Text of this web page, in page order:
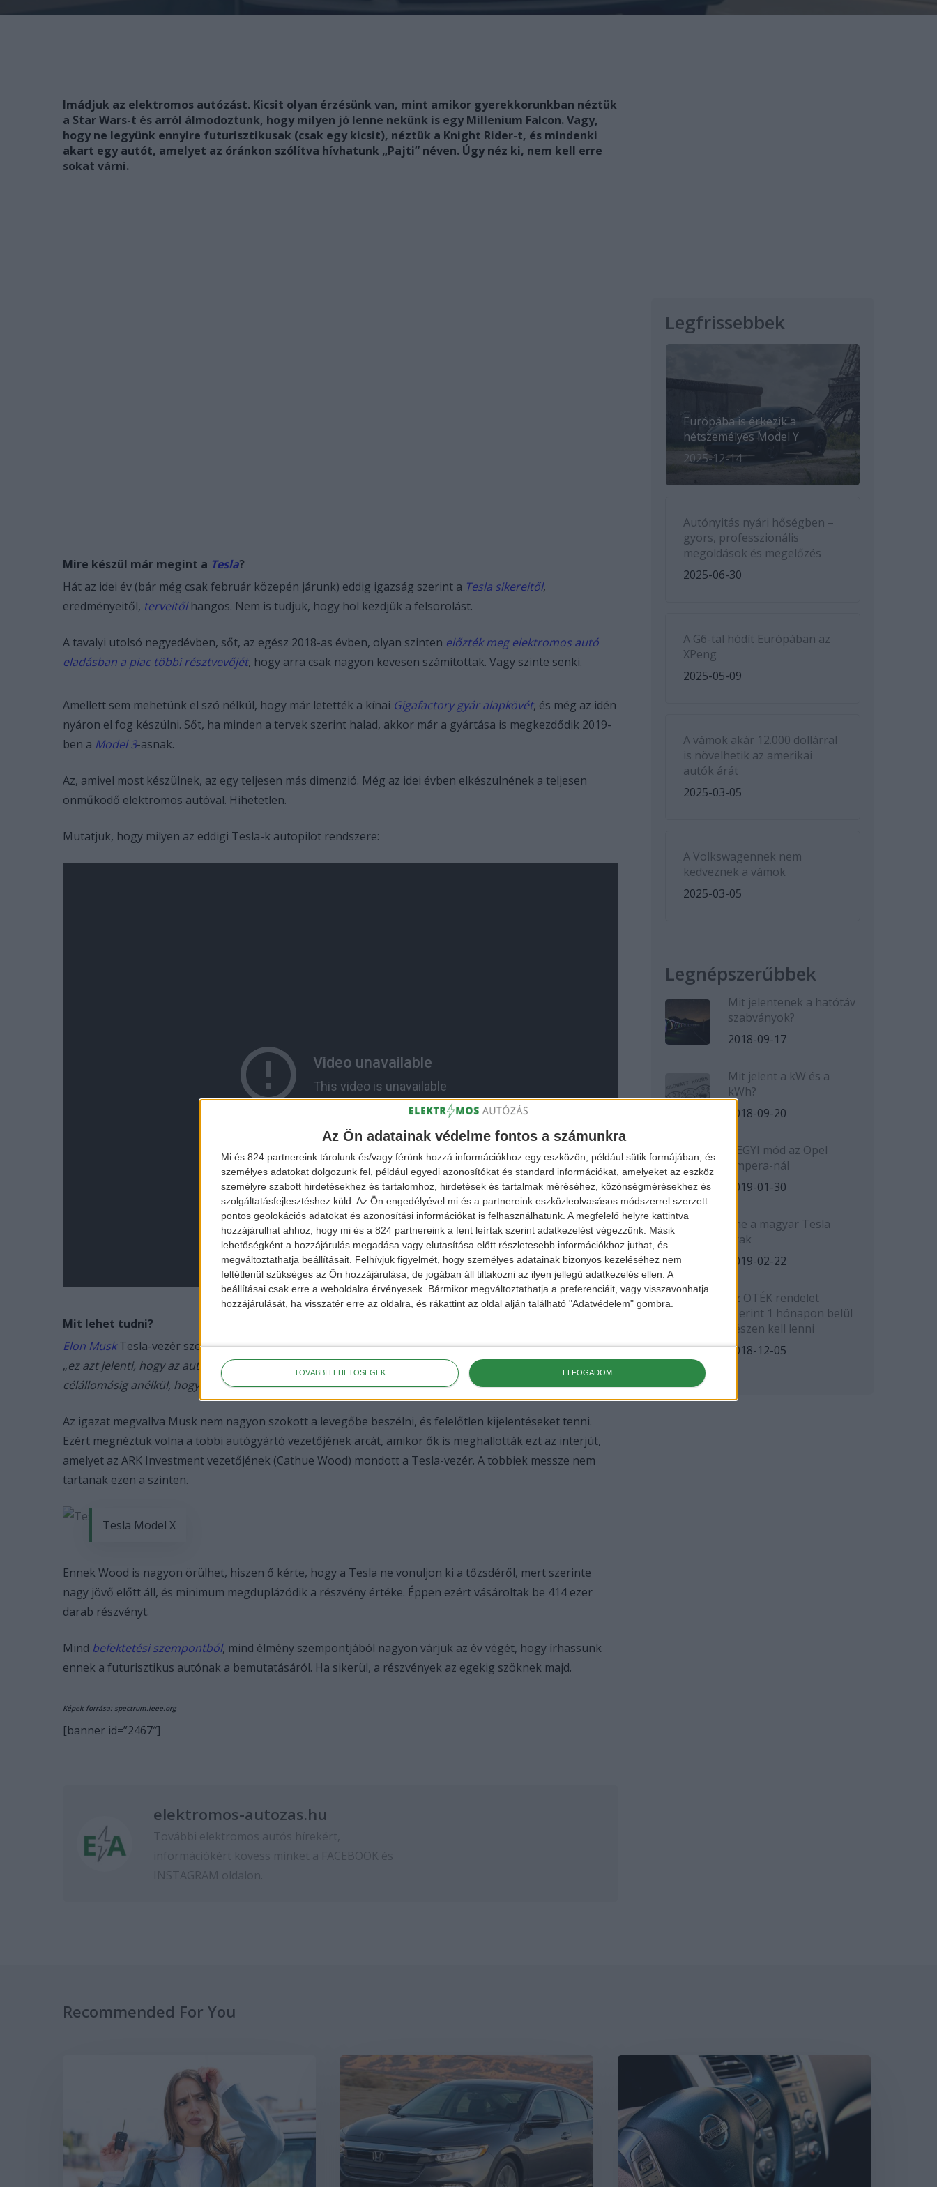
Az Ön adatainak védelme fontos a számunkra
Mi és 824 partnereink tárolunk és/vagy férünk hozzá információkhoz egy eszközön, például sütik formájában, és
személyes adatokat dolgozunk fel, például egyedi azonosítókat és standard információkat, amelyeket az eszköz
személyre szabott hirdetésekhez és tartalomhoz, hirdetések és tartalmak méréséhez, közönségmérésekhez és
szolgáltatásfejlesztéshez küld. Az Ön engedélyével mi és a partnereink eszközleolvasásos módszerrel szerzett
pontos geolokációs adatokat és azonosítási információkat is felhasználhatunk. A megfelelő helyre kattintva
hozzájárulhat ahhoz, hogy mi és a 824 partnereink a fent leírtak szerint adatkezelést végezzünk. Másik
lehetőségként a hozzájárulás megadása vagy elutasítása előtt részletesebb információkhoz juthat, és
megváltoztathatja beállításait. Felhívjuk figyelmét, hogy személyes adatainak bizonyos kezeléséhez nem
feltétlenül szükséges az Ön hozzájárulása, de jogában áll tiltakozni az ilyen jellegű adatkezelés ellen. A
beállításai csak erre a weboldalra érvényesek. Bármikor megváltoztathatja a preferenciáit, vagy visszavonhatja
hozzájárulását, ha visszatér erre az oldalra, és rákattint az oldal alján található "Adatvédelem" gombra.
TOVÁBBI LEHETŐSÉGEK ELFOGADOM
Imádjuk az elektromos autózást. Kicsit olyan érzésünk van, mint amikor gyerekkorunkban néztük
a Star Wars-t és arról álmodoztunk, hogy milyen jó lenne nekünk is egy Millenium Falcon. Vagy,
hogy ne legyünk ennyire futurisztikusak (csak egy kicsit), néztük a Knight Rider-t, és mindenki
akart egy autót, amelyet az óránkon szólítva hívhatunk „Pajti” néven. Úgy néz ki, nem kell erre
sokat várni.
Mire készül már megint a Tesla?
Hát az idei év (bár még csak február közepén járunk) eddig igazság szerint a Tesla sikereitől,
eredményeitől, terveitőlhangos. Nem is tudjuk, hogy hol kezdjük a felsorolást.
A tavalyi utolsó negyedévben, sőt, az egész 2018-as évben, olyan szinten előzték meg elektromos autó
eladásban a piac többi résztvevőjét, hogy arra csak nagyon kevesen számítottak. Vagy szinte senki.
Amellett sem mehetünk el szó nélkül, hogy már letették a kínai Gigafactory gyár alapkövét, és még az idén
nyáron el fog készülni. Sőt, ha minden a tervek szerint halad, akkor már a gyártása is megkezdődik 2019-
ben a Model 3-asnak.
Az, amivel most készülnek, az egy teljesen más dimenzió. Még az idei évben elkészülnének a teljesen
önműködő elektromos autóval. Hihetetlen.
Mutatjuk, hogy milyen az eddigi Tesla-k autopilot rendszere:
Mit lehet tudni?
Elon MuskTesla-vezér szerint az év végére elkészülnek az önvezető Tesla-k. Pontosan így fogalmazott:
„ez azt jelenti, hogy az autó képes lesz egy parkolóban megtalálni az utast, felvenni és eljuttatni egészen a
célállomásig anélkül, hogy menet közben bármilyen beavatkozásra szükség lenne.”
Az igazat megvallva Musk nem nagyon szokott a levegőbe beszélni, és felelőtlen kijelentéseket tenni.
Ezért megnéztük volna a többi autógyártó vezetőjének arcát, amikor ők is meghallották ezt az interjút,
amelyet az ARK Investment vezetőjének (Cathue Wood) mondott a Tesla-vezér. A többiek messze nem
tartanak ezen a szinten.
Tesla Model X
Ennek Wood is nagyon örülhet, hiszen ő kérte, hogy a Tesla ne vonuljon ki a tőzsdéről, mert szerinte
nagy jövő előtt áll, és minimum megduplázódik a részvény értéke. Éppen ezért vásároltak be 414 ezer
darab részvényt.
Mind befektetési szempontból, mind élmény szempontjából nagyon várjuk az év végét, hogy írhassunk
ennek a futurisztikus autónak a bemutatásáról. Ha sikerül, a részvények az egekig szöknek majd.
Képek forrása: spectrum.ieee.org
[banner id=”2467″]
elektromos-autozas.hu
További elektromos autós hírekért,
információkért kövess minket a FACEBOOK és
INSTAGRAM oldalon.
Legfrissebbek
Európába is érkezik a
hétszemélyes Model Y
2025-12-14
Autónyitás nyári hőségben –
gyors, professzionális
megoldások és megelőzés
2025-06-30
A G6-tal hódít Európában az
XPeng
2025-05-09
A vámok akár 12.000 dollárral
is növelhetik az amerikai
autók árát
2025-03-05
A Volkswagennek nem
kedveznek a vámok
2025-03-05
Legnépszerűbbek
Mit jelentenek a hatótáv
szabványok?
2018-09-17
Mit jelent a kW és a
kWh?
2018-09-20
HEGYI mód az Opel
Ampera-nál
2019-01-30
Íme a magyar Tesla
árak
2019-02-22
Az OTÉK rendelet
szerint 1 hónapon belül
készen kell lenni
2018-12-05
Recommended For You